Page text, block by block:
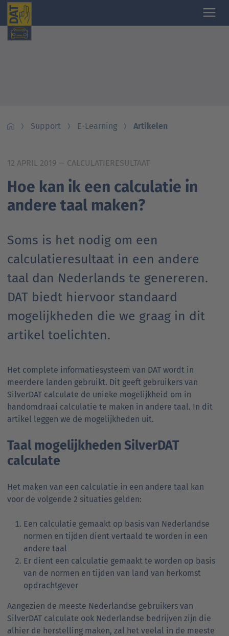
Support E-Learning Artikelen
12 APRIL 2019 — CALCULATIERESULTAAT
Hoe kan ik een calculatie in
andere taal maken?
Soms is het nodig om een
calculatieresultaat in een andere
taal dan Nederlands te genereren.
DAT biedt hiervoor standaard
mogelijkheden die we graag in dit
artikel toelichten.
Het complete informatiesysteem van DAT wordt in
meerdere landen gebruikt. Dit geeft gebruikers van
SilverDAT calculate de unieke mogelijkheid om in
handomdraai calculatie te maken in andere taal. In dit
artikel leggen we de mogelijkheden uit.
Taal mogelijkheden SilverDAT
calculate
Het maken van een calculatie in een andere taal kan
voor de volgende 2 situaties gelden:
Een calculatie gemaakt op basis van Nederlandse
normen en tijden dient vertaald te worden in een
andere taal
Er dient een calculatie gemaakt te worden op basis
van de normen en tijden van land van herkomst
opdrachtgever
Aangezien de meeste Nederlandse gebruikers van
SilverDAT calculate ook Nederlandse bedrijven zijn die
alhier de herstelling maken, zal het veelal in de meeste